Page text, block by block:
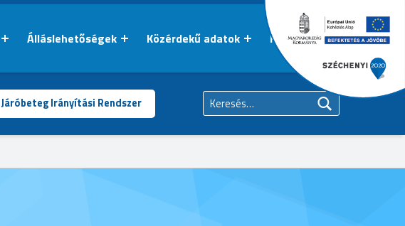
Álláslehetőségek Közérdekű adatok Kapcsolat
Járóbeteg Irányítási Rendszer